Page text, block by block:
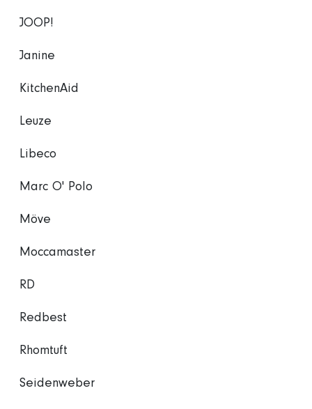
JOOP!
Janine
KitchenAid
Leuze
Libeco
Marc O' Polo
Möve
Moccamaster
RD
Redbest
Rhomtuft
Seidenweber